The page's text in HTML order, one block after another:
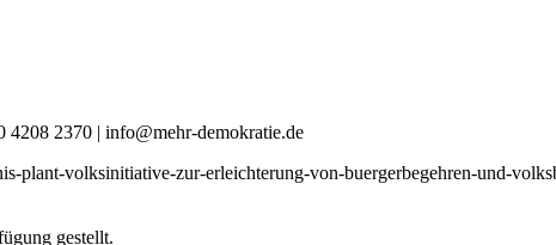
2370 | info@mehr-demokratie.de
plant-volksinitiative-zur-erleichterung-von-buergerbegehren-und-
gestellt.